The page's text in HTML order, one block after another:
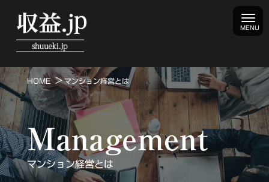
HOME マンション経営とは
Management
マンション経営とは